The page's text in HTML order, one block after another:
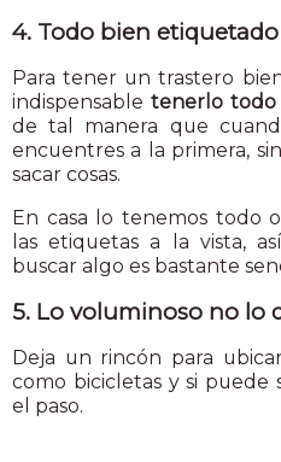
4. Todo bien etiquetado
Para tener un trastero
indispensable tenerlo todo
de tal manera que
encuentres a la primera,
sacar cosas.
En casa lo tenemos todo
las etiquetas a la vista,
buscar algo es bastante
5. Lo voluminoso no lo
Deja un rincón para
como bicicletas y si
el paso.